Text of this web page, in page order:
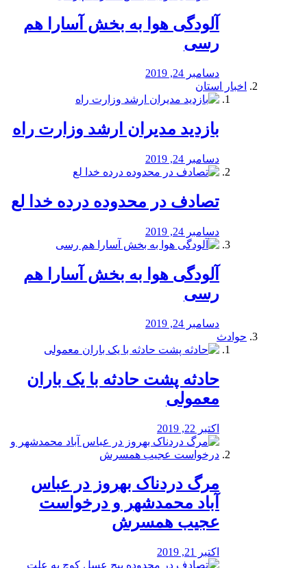
آلودگی هوا به بخش آسارا هم
رسی
دسامبر 24, 2019
اخبار استان
بازدید مدیران ارشد وزارت راه
دسامبر 24, 2019
تصادف در محدوده درده خدا لع
دسامبر 24, 2019
آلودگی هوا به بخش آسارا هم
رسی
دسامبر 24, 2019
حوادث
️حادثه پشت حادثه با یک باران
معمولی
اکتبر 22, 2019
مرگ دردناک بهروز در عباس
آباد محمدشهر و درخواست
عجیب همسرش
اکتبر 21, 2019